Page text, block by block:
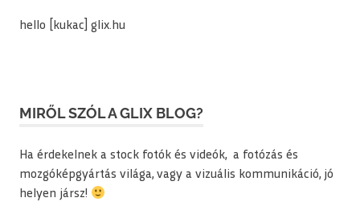
hello [kukac] glix.hu
MIRŐL SZÓL A GLIX BLOG?
Ha érdekelnek a stock fotók és videók, a fotózás és
mozgóképgyártás világa, vagy a vizuális kommunikáció, jó
helyen jársz!